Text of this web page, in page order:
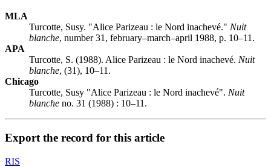
MLA
Turcotte, Susy. "Alice Parizeau : le Nord inachevé." Nuit
blanche, number 31, february–march–april 1988, p. 10–11.
APA
Turcotte, S. (1988). Alice Parizeau : le Nord inachevé. Nuit
blanche, (31), 10–11.
Chicago
Turcotte, Susy "Alice Parizeau : le Nord inachevé". Nuit
blanche no. 31 (1988) : 10–11.
Export the record for this article
RIS